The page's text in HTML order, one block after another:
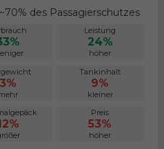
des Passagierschutzes
Leistung
24%
höher
3%
Tankinhalt
9%
kleiner
Preis
53%
höher